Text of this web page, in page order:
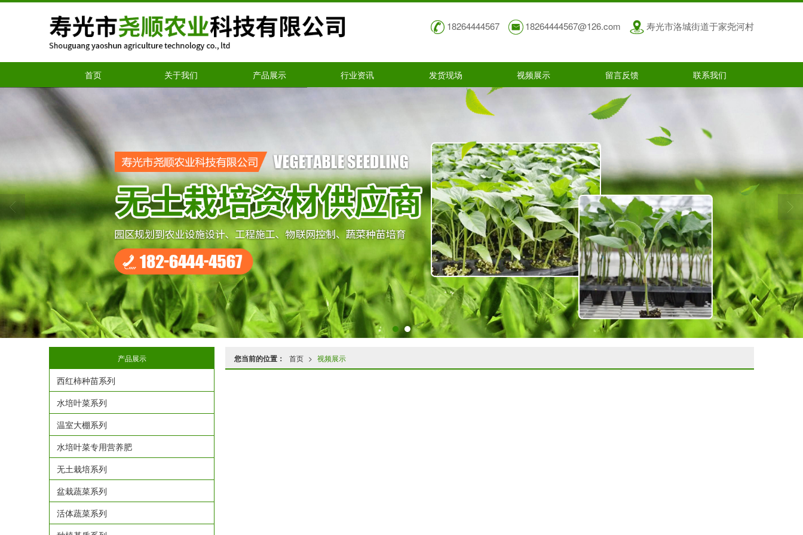
18264444567 18264444567@126.com 寿光市洛城街道于家尧河村
首页 关于我们 产品展示 行业资讯 发货现场 视频展示 留言反馈 联系我们
您当前的位置： 首页 > 视频展示
产品展示
西红柿种苗系列
水培叶菜系列
温室大棚系列
水培叶菜专用营养肥
无土栽培系列
盆栽蔬菜系列
活体蔬菜系列